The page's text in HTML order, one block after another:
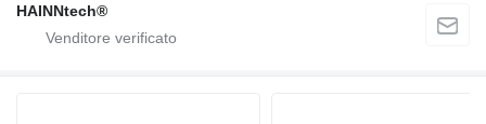
HAINNtech®